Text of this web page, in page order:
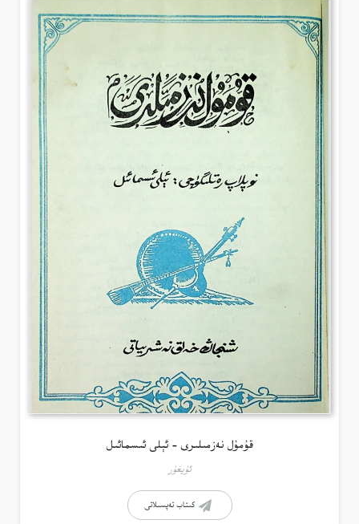
قۇمۇل نەزمىلىرى – ئېلى ئىسمائىل
ئۇيغۇر
كىتاب تەپسىلاتى